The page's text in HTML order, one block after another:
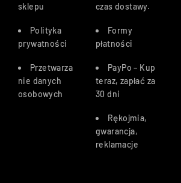
sklepu
Polityka
prywatności
Przetwarza
nie danych
osobowych
czas dostawy.
Formy
płatności
PayPo – Kup
teraz, zapłać za
30 dni
Rękojmia,
gwarancja,
reklamacje